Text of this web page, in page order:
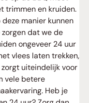
trimmen en kruiden.
deze manier kunnen
zorgen dat we de
ongeveer 24 uur
vlees laten trekken,
uiteindelijk voor
vele betere
Heb je